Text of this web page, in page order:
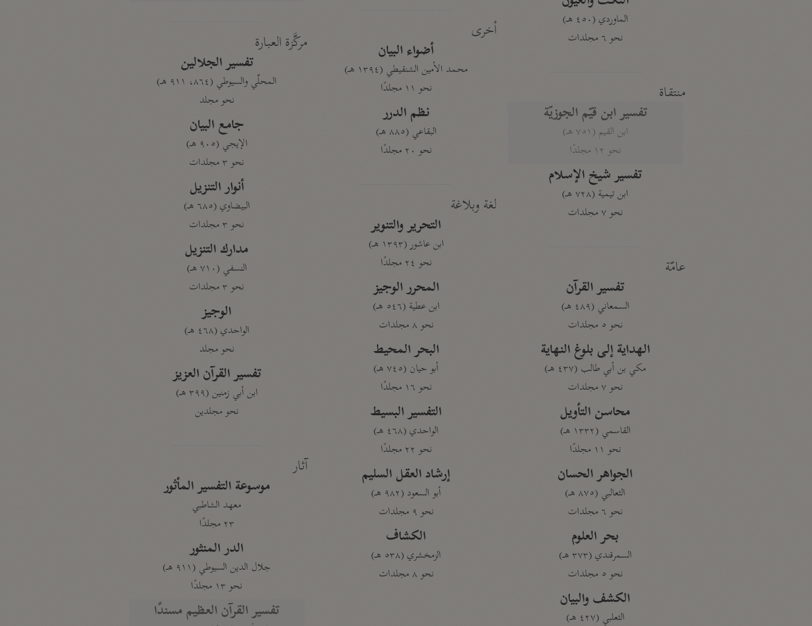
الماوردي (٤٥٠ هـ)
نحو ٦ مجلدات
منتقاة
تفسير ابن قيّم الجوزيّة
ابن القيم (٧٥١ هـ)
نحو ١٢ مجلدًا
تفسير شيخ الإسلام
ابن تيمية (٧٢٨ هـ)
نحو ٧ مجلدات
عامّة
تفسير القرآن
السمعاني (٤٨٩ هـ)
نحو ٥ مجلدات
الهداية إلى بلوغ النهاية
مكي بن أبي طالب (٤٣٧ هـ)
نحو ٧ مجلدات
محاسن التأويل
القاسمي (١٣٣٢ هـ)
نحو ١١ مجلدًا
الجواهر الحسان
الثعالبي (٨٧٥ هـ)
نحو ٦ مجلدات
بحر العلوم
السمرقندي (٣٧٣ هـ)
نحو ٥ مجلدات
الكشف والبيان
الثعلبي (٤٢٧ هـ)
أخرى
أضواء البيان
محمد الأمين الشنقيطي (١٣٩٤ هـ)
نحو ١١ مجلدًا
نظم الدرر
البقاعي (٨٨٥ هـ)
نحو ٢٠ مجلدًا
لغة وبلاغة
التحرير والتنوير
ابن عاشور (١٣٩٣ هـ)
نحو ٢٤ مجلدًا
المحرر الوجيز
ابن عطية (٥٤٦ هـ)
نحو ٨ مجلدات
البحر المحيط
أبو حيان (٧٤٥ هـ)
نحو ١٦ مجلدًا
التفسير البسيط
الواحدي (٤٦٨ هـ)
نحو ٢٢ مجلدًا
إرشاد العقل السليم
أبو السعود (٩٨٢ هـ)
نحو ٩ مجلدات
الكشاف
الزمخشري (٥٣٨ هـ)
نحو ٨ مجلدات
مركَّزة العبارة
تفسير الجلالين
المحلّي والسيوطي (٨٦٤، ٩١١ هـ)
نحو مجلد
جامع البيان
الإيجي (٩٠٥ هـ)
نحو ٣ مجلدات
أنوار التنزيل
البيضاوي (٦٨٥ هـ)
نحو ٣ مجلدات
مدارك التنزيل
النسفي (٧١٠ هـ)
نحو ٣ مجلدات
الوجيز
الواحدي (٤٦٨ هـ)
نحو مجلد
تفسير القرآن العزيز
ابن أبي زمنين (٣٩٩ هـ)
نحو مجلدين
آثار
موسوعة التفسير المأثور
معهد الشاطبي
٢٣ مجلدًا
الدر المنثور
جلال الدين السيوطي (٩١١ هـ)
نحو ١٣ مجلدًا
تفسير القرآن العظيم مسندًا